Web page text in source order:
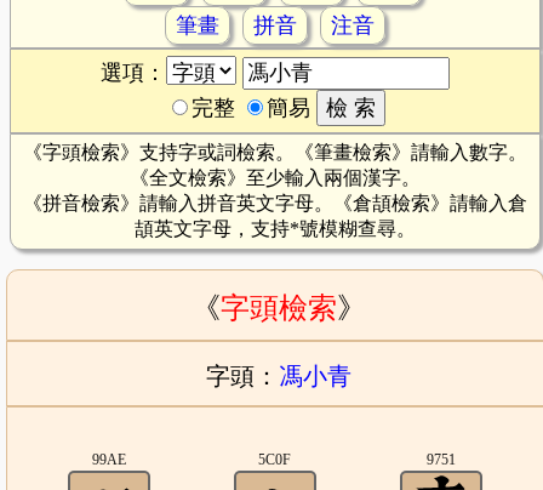
筆畫
拼音
注音
選項：
完整
簡易
《字頭檢索》支持字或詞檢索。《筆畫檢索》請輸入數字。
《全文檢索》至少輸入兩個漢字。
《拼音檢索》請輸入拼音英文字母。《倉頡檢索》請輸入倉
頡英文字母，支持*號模糊查尋。
《字頭檢索》
字頭： 馮小青
99AE 5C0F 9751